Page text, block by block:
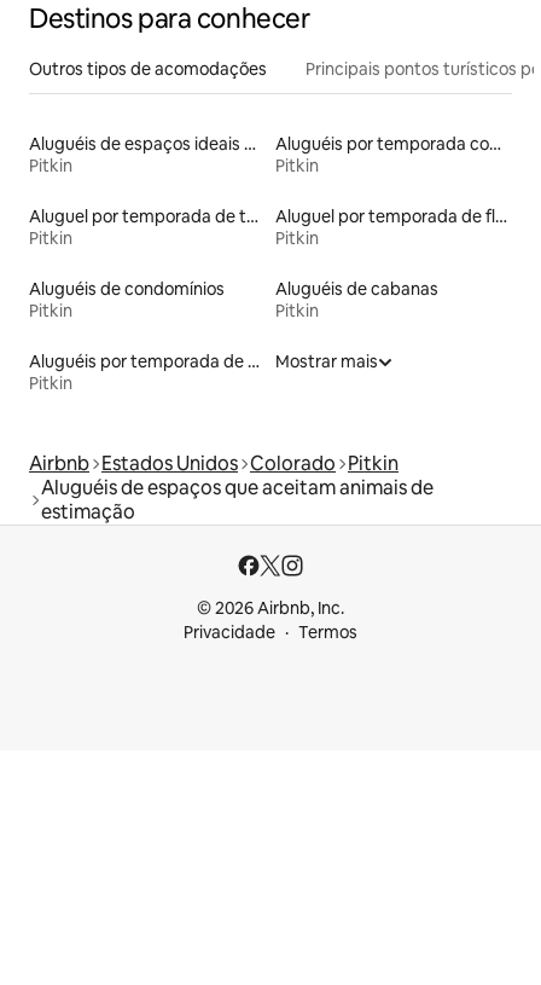
Destinos para conhecer
Outros tipos de acomodações Principais pontos turísticos
Aluguéis de espaços ideais para famílias
Pitkin
Aluguéis por temporada com sauna
Pitkin
Aluguel por temporada de townhouses
Pitkin
Aluguel por temporada de flats
Pitkin
Aluguéis de condomínios
Pitkin
Aluguéis de cabanas
Pitkin
Aluguéis por temporada de acomodações de luxo
Pitkin
Mostrar mais
Airbnb Estados Unidos Colorado Pitkin
Aluguéis de espaços que aceitam animais de
estimação
© 2026 Airbnb, Inc.
Privacidade
Termos